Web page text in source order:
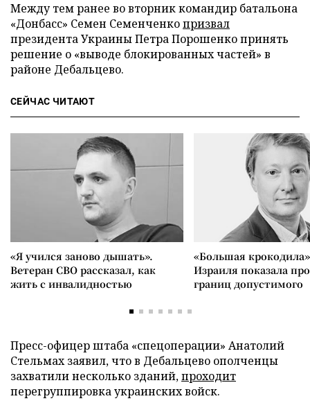
Между тем ранее во вторник командир батальона
«Донбасс» Семен Семенченкопризвал
президента Украины Петра Порошенко принять
решение о «выводе блокированных частей» в
районе Дебальцево.
СЕЙЧАС ЧИТАЮТ
«Я учился заново дышать».
Ветеран СВО рассказал, как
жить с инвалидностью
«Большая
Израиля показала
границ допустимого
Пресс-офицер штаба «спецоперации» Анатолий
Стельмах заявил, что в Дебальцево ополченцы
захватили несколько зданий,проходит
перегруппировка украинских войск.